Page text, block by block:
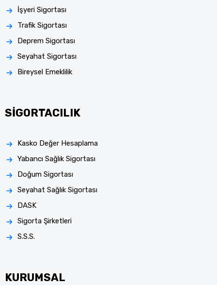
İşyeri Sigortası
Trafik Sigortası
Deprem Sigortası
Seyahat Sigortası
Bireysel Emeklilik
SİGORTACILIK
Kasko Değer Hesaplama
Yabancı Sağlık Sigortası
Doğum Sigortası
Seyahat Sağlık Sigortası
DASK
Sigorta Şirketleri
S.S.S.
KURUMSAL